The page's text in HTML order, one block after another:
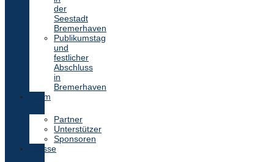
der
Seestadt
Bremerhaven
Publikumstag
und
festlicher
Abschluss
in
Bremerhaven
Team
Partner
Unterstützer
Sponsoren
Presse